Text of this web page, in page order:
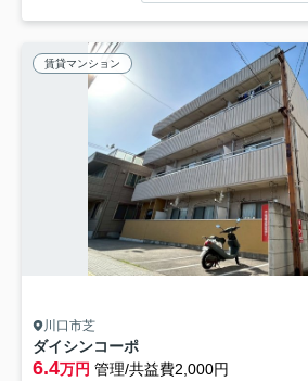
賃貸マンション
川口市芝
ダイシンコーポ
6.4万円 管理/共益費2,000円